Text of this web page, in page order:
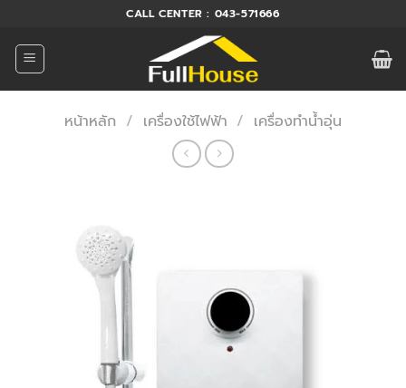
ยัง
เนื้อหา
CALL CENTER : 043-571666
หน้าหลัก / เครื่องใช้ไฟฟ้า / เครื่องทำน้ำอุ่น